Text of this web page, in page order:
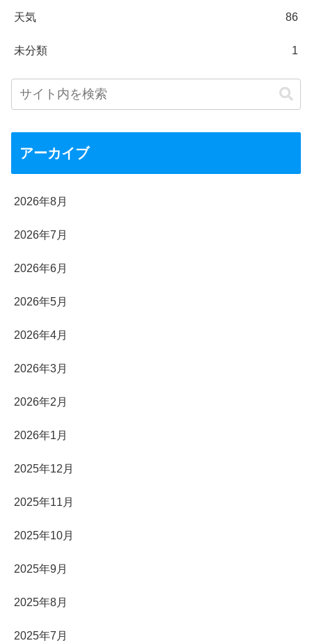
天気 86
未分類 1
アーカイブ
2026年8月
2026年7月
2026年6月
2026年5月
2026年4月
2026年3月
2026年2月
2026年1月
2025年12月
2025年11月
2025年10月
2025年9月
2025年8月
2025年7月